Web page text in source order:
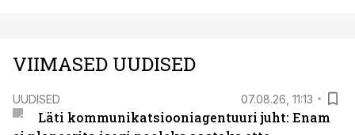
VIIMASED UUDISED
UUDISED 07.08.26, 11:13
Läti kommunikatsiooniagentuuri juht: Enam